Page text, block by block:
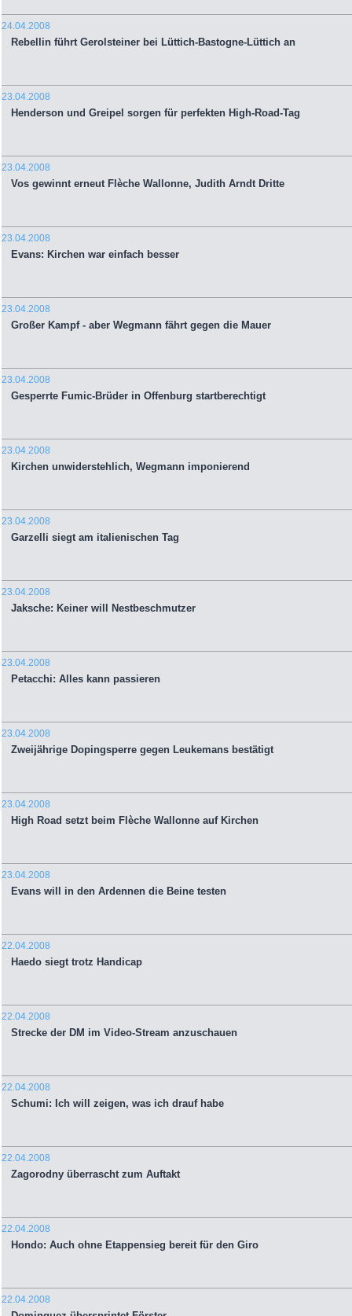
24.04.2008
Rebellin führt Gerolsteiner bei Lüttich-Bastogne-Lüttich an
23.04.2008
Henderson und Greipel sorgen für perfekten High-Road-Tag
23.04.2008
Vos gewinnt erneut Flèche Wallonne, Judith Arndt Dritte
23.04.2008
Evans: Kirchen war einfach besser
23.04.2008
Großer Kampf - aber Wegmann fährt gegen die Mauer
23.04.2008
Gesperrte Fumic-Brüder in Offenburg startberechtigt
23.04.2008
Kirchen unwiderstehlich, Wegmann imponierend
23.04.2008
Garzelli siegt am italienischen Tag
23.04.2008
Jaksche: Keiner will Nestbeschmutzer
23.04.2008
Petacchi: Alles kann passieren
23.04.2008
Zweijährige Dopingsperre gegen Leukemans bestätigt
23.04.2008
High Road setzt beim Flèche Wallonne auf Kirchen
23.04.2008
Evans will in den Ardennen die Beine testen
22.04.2008
Haedo siegt trotz Handicap
22.04.2008
Strecke der DM im Video-Stream anzuschauen
22.04.2008
Schumi: Ich will zeigen, was ich drauf habe
22.04.2008
Zagorodny überrascht zum Auftakt
22.04.2008
Hondo: Auch ohne Etappensieg bereit für den Giro
22.04.2008